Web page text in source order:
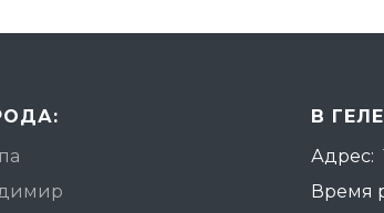
В
Адрес:
Время